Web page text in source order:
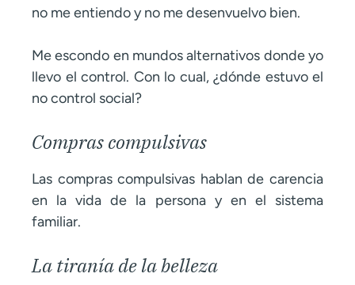
no me entiendo y no me desenvuelvo bien.
Me escondo en mundos alternativos donde yo
llevo el control. Con lo cual, ¿dónde estuvo el
no control social?
Compras compulsivas
Las compras compulsivas hablan de carencia
en la vida de la persona y en el sistema
familiar.
La tiranía de la belleza